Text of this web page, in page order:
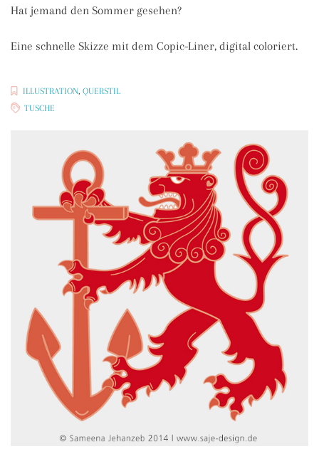
Hat jemand den Sommer gesehen?
Eine schnelle Skizze mit dem Copic-Liner, digital coloriert.
ILLUSTRATION, QUERSTIL
TUSCHE